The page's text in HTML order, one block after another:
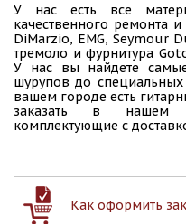
У нас есть все
качественного ремонта
DiMarzio, EMG, Seymour
тремоло и фурнитура
У нас вы найдете
шурупов до
вашем городе есть
заказать в нашем
комплектующие с
Как оформить